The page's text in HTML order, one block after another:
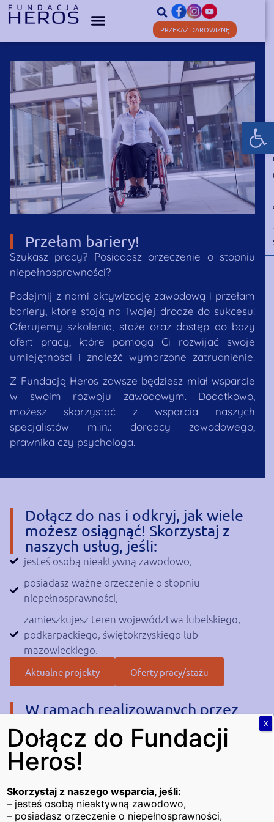
PRZEKAŻ DAROWIZNĘ
Przełam bariery!
Szukasz pracy? Posiadasz orzeczenie o stopniu
niepełnosprawności?
Podejmij z nami aktywizację zawodową i przełam
bariery, które stoją na Twojej drodze do sukcesu!
Oferujemy szkolenia, staże oraz dostęp do bazy
ofert pracy, które pomogą Ci rozwijać swoje
umiejętności i znaleźć wymarzone zatrudnienie.
Z Fundacją Heros zawsze będziesz miał wsparcie
w swoim rozwoju zawodowym. Dodatkowo,
możesz skorzystać z wsparcia naszych
specjalistów m.in.: doradcy zawodowego,
prawnika czy psychologa.
Dołącz do nas i odkryj, jak wiele
możesz osiągnąć! Skorzystaj z
naszych usług, jeśli:
jesteś osobą nieaktywną zawodowo,
posiadasz ważne orzeczenie o stopniu
niepełnosprawności,
zamieszkujesz teren województwa lubelskiego,
podkarpackiego, świętokrzyskiego lub
mazowieckiego.
Aktualne projekty Oferty pracy/stażu
W ramach realizowanych przez
nas działań możesz skorzystać z
pomocy specjalistów takich jak:
Doradca zawodowy
który w trakcie porad indywidualnych opracowuje
Indywidualny Plan Działania osób z
niepełnosprawnościami z uwzględnieniem
predyspozycji i kompetencji oraz uwarunkowań
Dołącz do Fundacji
Heros!
Skorzystaj z naszego wsparcia, jeśli:
– jesteś osobą nieaktywną zawodowo,
– posiadasz orzeczenie o niepełnosprawności,
X